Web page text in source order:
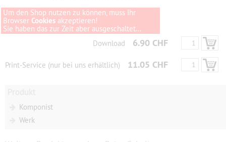
Um den Shop nutzen zu können, muss Ihr
Browser Cookies akzeptieren!
Sie haben das zur Zeit aber ausgeschaltet...
Download
6.90 CHF
Print-Service (nur bei uns erhältlich) 11.05 CHF
Komponist
Werk